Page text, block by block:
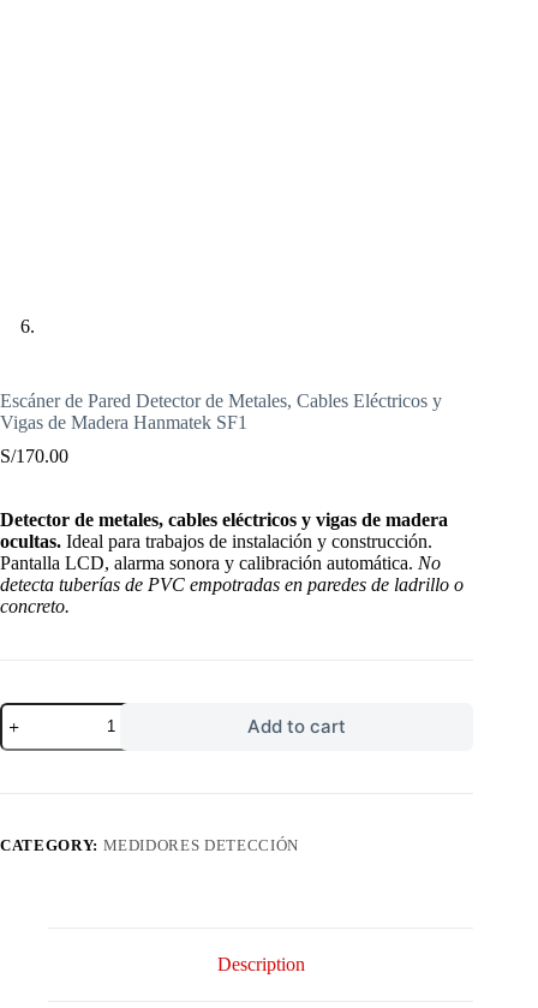
Escáner de Pared Detector de Metales, Cables Eléctricos y
Vigas de Madera Hanmatek SF1
S/170.00
Detector de metales, cables eléctricos y vigas de madera
ocultas. Ideal para trabajos de instalación y construcción.
Pantalla LCD, alarma sonora y calibración automática. No
detecta tuberías de PVC empotradas en paredes de ladrillo o
concreto.
Escáner
de
Pared
de
Eléctricos
quantity
Add to cart
CATEGORY: MEDIDORES DETECCIÓN
Description